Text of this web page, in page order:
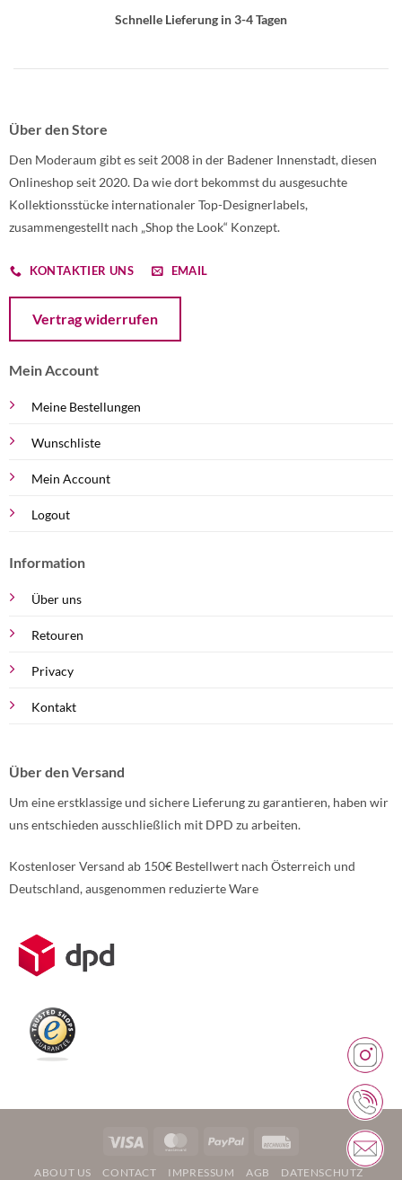
Schnelle Lieferung in 3-4 Tagen
Über den Store
Den Moderaum gibt es seit 2008 in der Badener Innenstadt, diesen
Onlineshop seit 2020. Da wie dort bekommst du ausgesuchte
Kollektionsstücke internationaler Top-Designerlabels,
zusammengestellt nach „Shop the Look“ Konzept.
KONTAKTIER UNS EMAIL
Vertrag widerrufen
Mein Account
Meine Bestellungen
Wunschliste
Mein Account
Logout
Information
Über uns
Retouren
Privacy
Kontakt
Über den Versand
Um eine erstklassige und sichere Lieferung zu garantieren, haben wir
uns entschieden ausschließlich mit DPD zu arbeiten.
Kostenloser Versand ab 150€ Bestellwert nach Österreich und
Deutschland, ausgenommen reduzierte Ware
Weitere Informationen über den gesperrten Inhalt.
Visa MasterCardPayPal
ABOUT US CONTACT IMPRESSUM AGB
DATENSCHUTZ